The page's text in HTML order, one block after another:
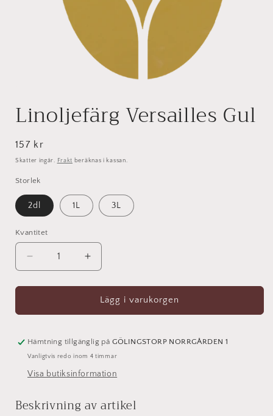
1
Linoljefärg Versailles Gul
Ordinarie
pris
157 kr
Skatter ingår. Frakt beräknas i kassan.
Storlek
2dl 1L 3L
Kvantitet
Kvantitet
Minska
kvantitet
för
Versailles
Öka
kvantitet
för
Linoljefärg
Versailles
Lägg i varukorgen
Hämtning tillgänglig på GÖLINGSTORP NORRGÅRDEN 1
Vanligtvis redo inom 4 timmar
Visa butiksinformation
Beskrivning av artikel